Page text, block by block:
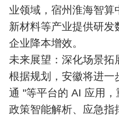
业领域，宿州淮海智算
新材料等产业提供研发
企业降本增效。
未来展望：深化场景拓
根据规划，安徽将进一
通 "等平台的 AI 应用，
政策智能解析、应急指